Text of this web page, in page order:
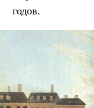
годов.